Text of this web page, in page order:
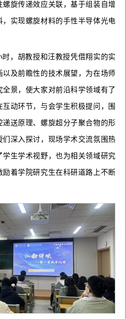
旋传递效应关联，基于组装自增
实现螺旋材料的手性半导体光电
，胡教授和汪教授凭借翔实的实
及前瞻性的技术展望，为在场师
景，使大家对前沿科学领域有了
动环节，与会学生积极提问，围
送原理、螺旋超分子聚合物的形
们深入探讨，现场学术交流氛围热
生学术视野，也为相关领域研究
着学院研究生在科研道路上不断